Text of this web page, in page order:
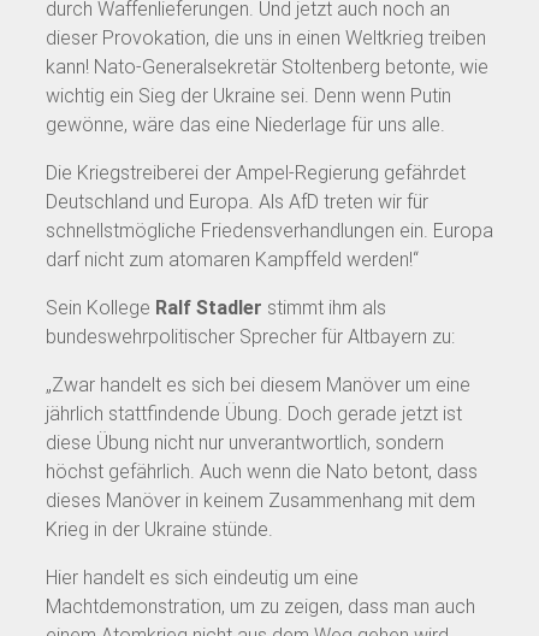
durch Waffenlieferungen. Und jetzt auch noch an
dieser Provokation, die uns in einen Weltkrieg treiben
kann! Nato-Generalsekretär Stoltenberg betonte, wie
wichtig ein Sieg der Ukraine sei. Denn wenn Putin
gewönne, wäre das eine Niederlage für uns alle.
Die Kriegstreiberei der Ampel-Regierung gefährdet
Deutschland und Europa. Als AfD treten wir für
schnellstmögliche Friedensverhandlungen ein. Europa
darf nicht zum atomaren Kampffeld werden!“
Sein Kollege Ralf Stadler stimmt ihm als
bundeswehrpolitischer Sprecher für Altbayern zu:
„Zwar handelt es sich bei diesem Manöver um eine
jährlich stattfindende Übung. Doch gerade jetzt ist
diese Übung nicht nur unverantwortlich, sondern
höchst gefährlich. Auch wenn die Nato betont, dass
dieses Manöver in keinem Zusammenhang mit dem
Krieg in der Ukraine stünde.
Hier handelt es sich eindeutig um eine
Machtdemonstration, um zu zeigen, dass man auch